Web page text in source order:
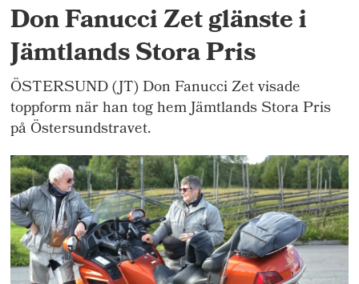
Don Fanucci Zet glänste i
Jämtlands Stora Pris
ÖSTERSUND (JT) Don Fanucci Zet visade
toppform när han tog hem Jämtlands Stora Pris
på Östersundstravet.